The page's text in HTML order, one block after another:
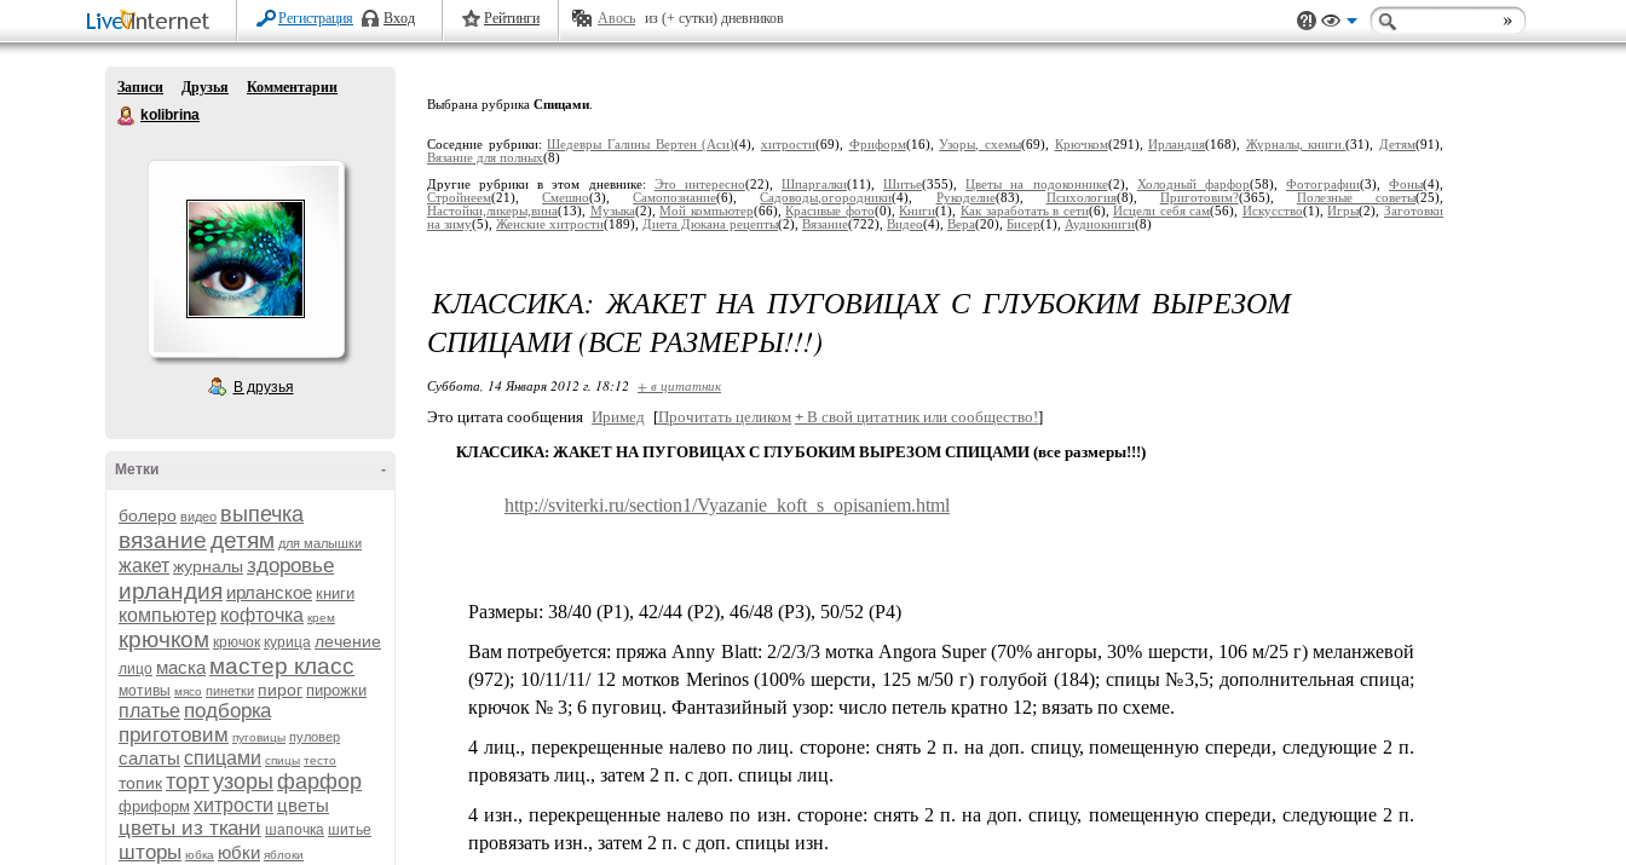
Регистрация Вход Рейтинги Авось из (+ сутки) дневников
Записи Друзья
Комментарии
kolibrina
В друзья
-
Метки
болеро видео выпечка
вязаниедетям для малышки
жакетжурналы здоровье
ирландия ирланское книги
компьютер кофточка крем
крючком крючок курица лечение
лицо маска мастер класс
мотивы мясо пинетки пирог пирожки
платье подборка
приготовим пуговицы пуловер
салаты спицами спицы тесто
топиктортузоры фарфор
фриформ хитрости цветы
цветы из ткани шапочка шитье
шторы юбка юбки яблоки
Выбрана рубрика Спицами
Соседние рубрики:Шедевры Галины Вертен (Аси)(4), хитрости(69), Фриформ(16),Узоры, схемы(69), Крючком(291),Ирландия(168), Журналы, книги.(31), Детям(91),
Вязание для полных(8)
Другие рубрики в этом дневнике: Это интересно(22), Шпаргалки(11),Шитье(355),Цветы на подоконнике(2), Холодный фарфор(58), Фотографии(3),Фоны(4),
Стройнеем(21),Смешно(3),Самопознание(6),Садоводы,огородники(4), Рукоделие(83), Психология(8), Приготовим?(365), Полезные советы(25),
Настойки,ликеры,вина(13), Музыка(2),Мой компьютер(66),Красивые фото(0),Книги(1), Как заработать в сети(6),Исцели себя сам(56), Искусство(1),Игры(2), Заготовки
на зиму(5), Женские хитрости(189), Диета Дюкана рецепты(2), Вязание(722), Видео(4), Вера(20), Бисер(1), Аудиокниги(8)
КЛАССИКА: ЖАКЕТ НА ПУГОВИЦАХ С ГЛУБОКИМ ВЫРЕЗОМ
СПИЦАМИ (ВСЕ РАЗМЕРЫ!!!)
Суббота, 14 Января 2012 г. 18:12 + в цитатник
Это цитата сообщения Иримед [Прочитать целиком + В свой цитатник или сообщество!]
КЛАССИКА: ЖАКЕТ НА ПУГОВИЦАХ С ГЛУБОКИМ ВЫРЕЗОМ СПИЦАМИ (все размеры!!!)
http://sviterki.ru/section1/Vyazanie_koft_s_opisaniem.html
Размеры: 38/40 (Р1), 42/44 (Р2), 46/48 (РЗ), 50/52 (Р4)
Вам потребуется: пряжа Anny Blatt: 2/2/3/3 мотка Angora Super (70% ангоры, 30% шерсти, 106 м/25 г) меланжевой
(972); 10/11/11/ 12 мотков Merinos (100% шерсти, 125 м/50 г) голубой (184); спицы №3,5; дополнительная спица;
крючок № 3; 6 пуговиц. Фантазийный узор: число петель кратно 12; вязать по схеме.
4 лиц., перекрещенные налево по лиц. сторо­не: снять 2 п. на доп. спицу, помещенную спе­реди, следующие 2 п.
провязать лиц., затем 2 п. с доп. спицы лиц.
4 изн., перекрещенные налево по изн. сторо­не: снять 2 п. на доп. спицу, помещенную спе­реди, следующие 2 п.
провязать изн., затем 2 п. с доп. спицы изн.